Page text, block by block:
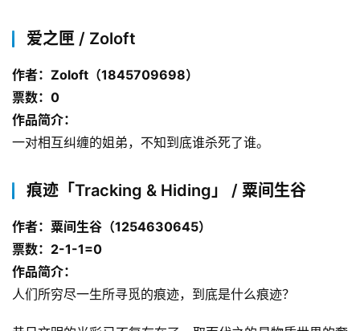
爱之匣 / Zoloft
作者：Zoloft（1845709698）
票数：0
作品简介：
一对相互纠缠的姐弟，不知到底谁杀死了谁。
痕迹「Tracking & Hiding」 / 粟间生谷
作者：粟间生谷（1254630645）
票数：2-1-1=0
作品简介：
人们所穷尽一生所寻觅的痕迹，到底是什么痕迹？